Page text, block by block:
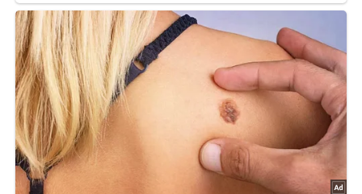
Die Leipziger Blumenkohlsuppe kann im Kühlschrank bis
zu 2 Tage aufbewahrt werden. Erwärme sie vorsichtig, um
die cremige Konsistenz zu bewahren.
Nährwerte
Pro Portion (bei 4 Portionen):